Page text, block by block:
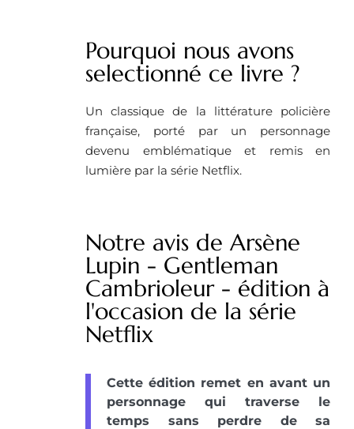
Pourquoi nous avons
selectionné ce livre ?
Un classique de la littérature policière
française, porté par un personnage
devenu emblématique et remis en
lumière par la série Netflix.
Notre avis de Arsène
Lupin - Gentleman
Cambrioleur - édition à
l'occasion de la série
Netflix
Cette édition remet en avant un
personnage qui traverse le
temps sans perdre de sa